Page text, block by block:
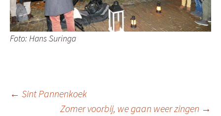
Foto: Hans Suringa
Berichtnavigatie
← Sint Pannenkoek
Zomer voorbij, we gaan weer zingen →